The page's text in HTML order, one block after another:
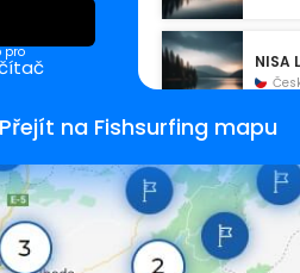
pro
NISA
Přejít na Fishsurfing mapu